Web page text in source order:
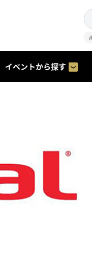
イベントから探す